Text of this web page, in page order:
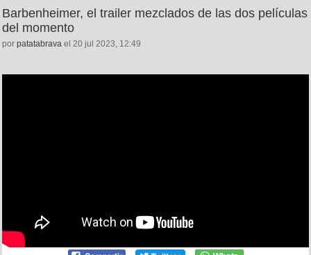
Barbenheimer, el trailer mezclados de las dos películas
del momento
por patatabrava el 20 jul 2023, 12:49